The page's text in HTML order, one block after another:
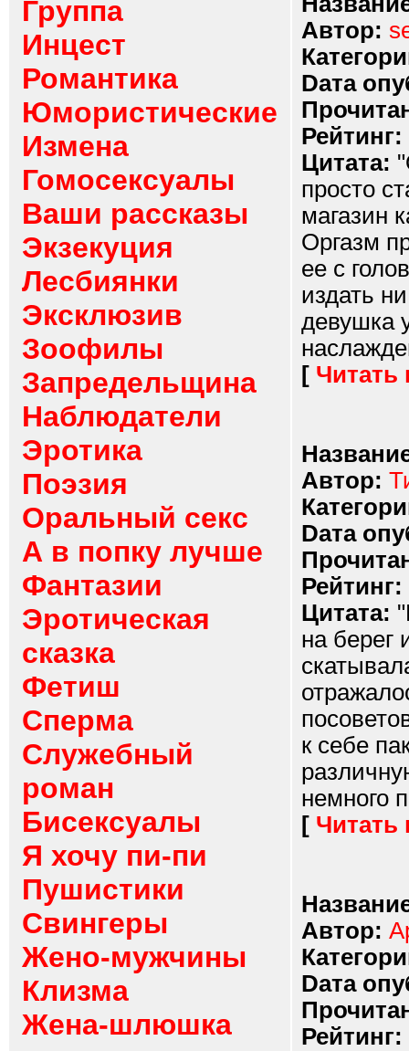
Группа
Инцест
Романтика
Юмористические
Измена
Гомосексуалы
Ваши рассказы
Экзекуция
Лесбиянки
Эксклюзив
Зоофилы
Запредельщина
Наблюдатели
Эротика
Поэзия
Оральный секс
А в попку лучше
Фантазии
Эротическая
сказка
Фетиш
Сперма
Служебный
роман
Бисексуалы
Я хочу пи-пи
Пушистики
Свингеры
Жено-мужчины
Клизма
Жена-шлюшка
Автор:
Dата
Рейтинг:
Цитата:
просто
магазин
Оргазм
ее с
издать
девушка
[ Читать
Автор:
Dата
Рейтинг:
Цитата:
на берег
к себе
немного
[ Читать
Автор:
Dата
Рейтинг: